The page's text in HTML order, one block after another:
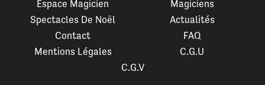
Espace Magicien
Magiciens
Spectacles De Noël
Actualités
Contact
FAQ
Mentions Légales
C.G.U
C.G.V